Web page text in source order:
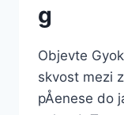
g
Objevte
skvost mezi
pÅenese do